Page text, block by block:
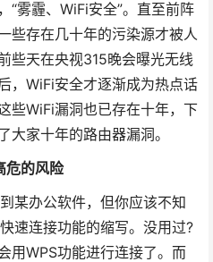
霾、WiFi安全”。直至前阵
些存在几十年的污染源才被人
些天在央视315晚会曝光无线
，WiFi安全才逐渐成为热点话
些WiFi漏洞也已存在十年，下
大家十年的路由器漏洞。
危的风险
办公软件，但你应该不知
速连接功能的缩写。没用过?
用WPS功能进行连接了。而
坑了你十年